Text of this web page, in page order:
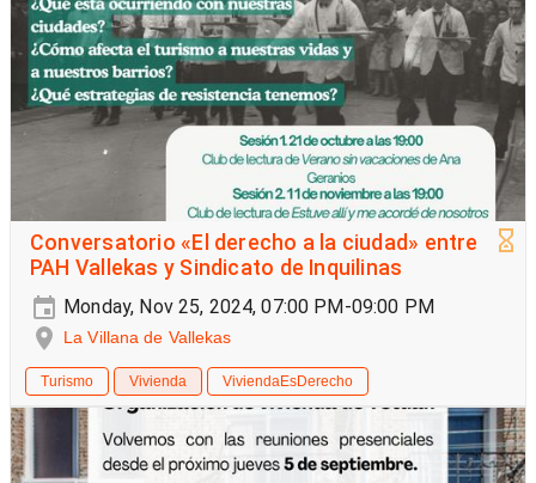
Conversatorio «El derecho a la ciudad» entre
PAH Vallekas y Sindicato de Inquilinas
Monday, Nov 25, 2024, 07:00 PM-09:00 PM
La Villana de Vallekas
Turismo Vivienda ViviendaEsDerecho